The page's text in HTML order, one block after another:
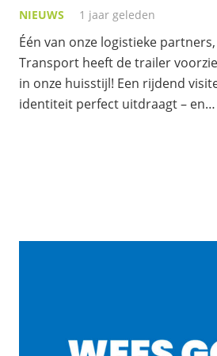
NIEUWS 1 jaar geleden
Één van onze logistieke
Transport heeft de trailer
in onze huisstijl! Een rijdend
identiteit perfect uitdraagt – en…